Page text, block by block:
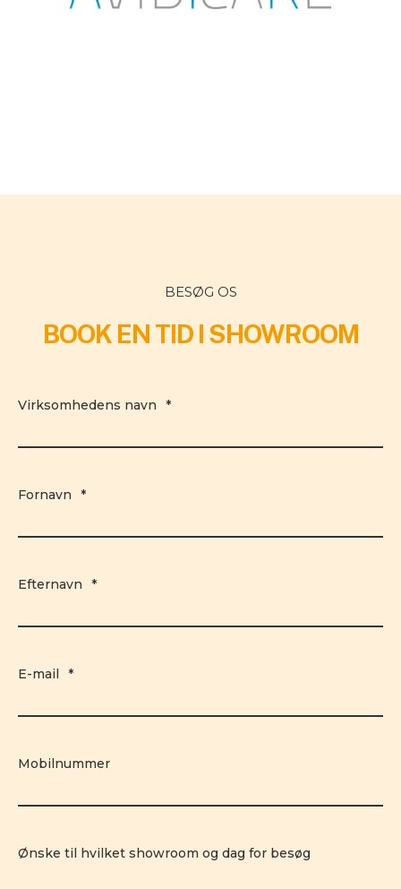
BESØG OS
BOOK EN TID I SHOWROOM
Virksomhedens navn *
Fornavn *
Efternavn *
E-mail *
Mobilnummer
Ønske til hvilket showroom og dag for besøg